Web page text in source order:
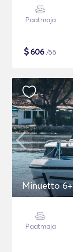
Paatmaja
$606 /öö
Minuetto 6+
Paatmaja